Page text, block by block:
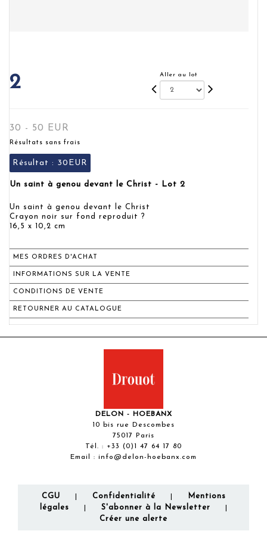
2 Aller au lot
30 - 50 EUR
Résultats sans frais
Résultat : 30EUR
Un saint à genou devant le Christ - Lot 2
Un saint à genou devant le Christ
Crayon noir sur fond reproduit ?
16,5 x 10,2 cm
MES ORDRES D'ACHAT
INFORMATIONS SUR LA VENTE
CONDITIONS DE VENTE
RETOURNER AU CATALOGUE
DELON - HOEBANX
10 bis rue Descombes
75017 Paris
Tél. : +33 (0)1 47 64 17 80
Email : info@delon-hoebanx.com
CGU Confidentialité
Mentions
légales
S'abonner à la Newsletter
Créer une alerte